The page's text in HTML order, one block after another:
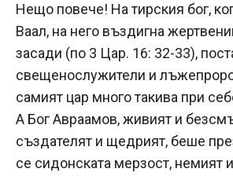
Нещо повече! На тирския бог,
Ваал, на него въздигна
засади (по 3 Цар. 16: 32-33),
свещенослужители и
самият цар много такива при
А Бог Авраамов, живият и
създателят и щедрият, беше
се сидонската мерзост, немият